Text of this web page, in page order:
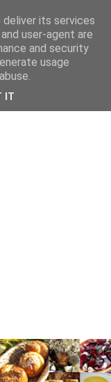
its services
user-agent are
and security
usage
IT